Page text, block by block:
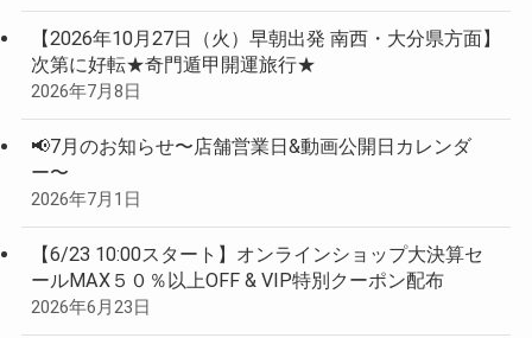
【2026年10月27日（火）早朝出発 南西・大分県方面】
次第に好転★奇門遁甲開運旅行★
2026年7月8日
📢7月のお知らせ〜店舗営業日&動画公開日カレンダ
ー〜
2026年7月1日
【6/23 10:00スタート】オンラインショップ大決算セ
ールMAX５０％以上OFF & VIP特別クーポン配布
2026年6月23日